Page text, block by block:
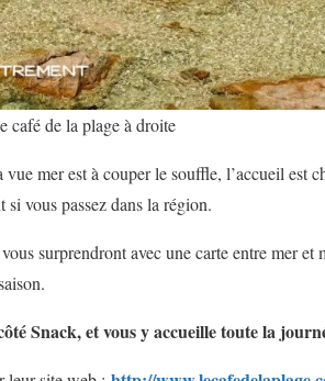
café de la plage à droite
mer est à couper le souffle, l’accueil est
si vous passez dans la région.
surprendront avec une carte entre mer
Snack, et vous y accueille toute la